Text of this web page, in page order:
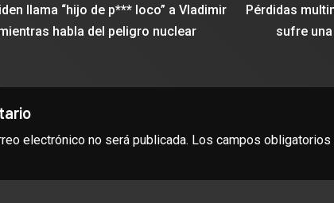
llama “hijo de p*** loco” a Vladimir
habla del peligro nuclear
Pérdidas
sufre
electrónico no será publicada. Los campos obligatorios
DEPORTES
James Rodríguez se une al
Clubes